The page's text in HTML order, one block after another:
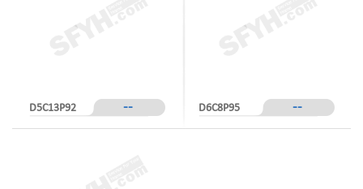
D5C13P92 -- D6C8P95 --